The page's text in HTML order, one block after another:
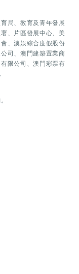
局、教育及青年發展
、片區發展中心、美
、澳娛綜合度假股份
司、澳門建築置業商
限公司、澳門彩票有